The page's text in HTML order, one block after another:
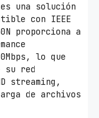
es una solución
con IEEE
proporciona a
lo que
su red
streaming,
de archivos